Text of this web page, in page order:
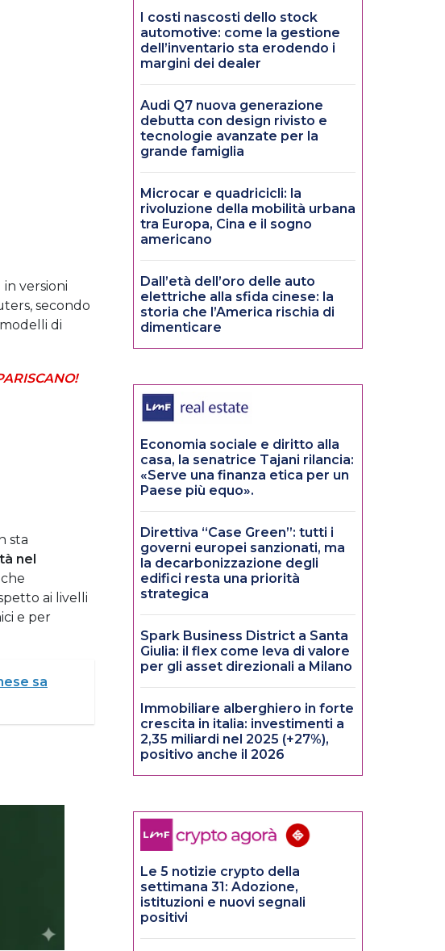
versioni
secondo
di
sta
nel
ai livelli
e per
sa
I costi nascosti dello stock
automotive: come la gestione
dell’inventario sta erodendo i
margini dei dealer
Audi Q7 nuova generazione
debutta con design rivisto e
tecnologie avanzate per la
grande famiglia
Microcar e quadricicli: la
rivoluzione della mobilità urbana
tra Europa, Cina e il sogno
americano
Dall’età dell’oro delle auto
elettriche alla sfida cinese: la
storia che l’America rischia di
dimenticare
Economia sociale e diritto alla
casa, la senatrice Tajani rilancia:
«Serve una finanza etica per un
Paese più equo».
Direttiva “Case Green”: tutti i
governi europei sanzionati, ma
la decarbonizzazione degli
edifici resta una priorità
strategica
Spark Business District a Santa
Giulia: il flex come leva di valore
per gli asset direzionali a Milano
Immobiliare alberghiero in forte
crescita in italia: investimenti a
2,35 miliardi nel 2025 (+27%),
positivo anche il 2026
Le 5 notizie crypto della
settimana 31: Adozione,
istituzioni e nuovi segnali
positivi